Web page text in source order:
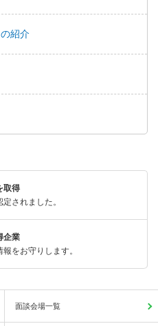
紹介
取得
されました。
企業
をお守りします。
面談会場一覧